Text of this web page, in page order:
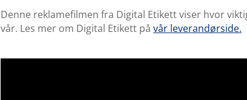
Denne reklamefilmen fra Digital Etikett viser hvor
vår. Les mer om Digital Etikett påvår leverandørside.